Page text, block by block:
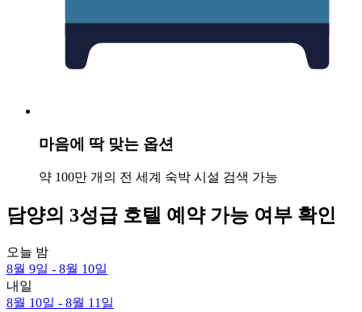
마음에 딱 맞는 옵션
약 100만 개의 전 세계 숙박 시설 검색 가능
담양의 3성급 호텔 예약 가능 여부 확인
오늘 밤
8월 9일 - 8월 10일
내일
8월 10일 - 8월 11일